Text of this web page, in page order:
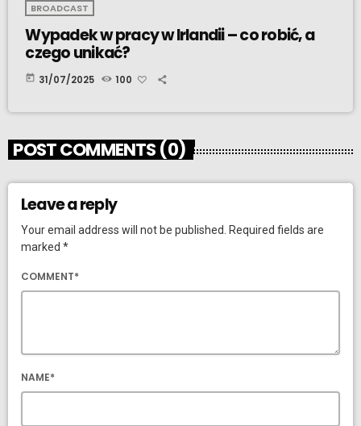
BROADCAST
Wypadek w pracy w Irlandii – co robić, a
czego unikać?
today 31/07/2025 100
POST COMMENTS (0)
Leave a reply
Your email address will not be published. Required fields are
marked *
COMMENT*
NAME*